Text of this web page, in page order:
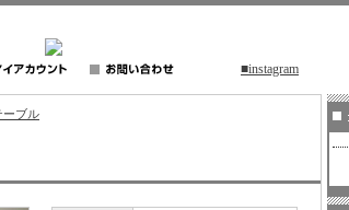
■instagram
ーブル